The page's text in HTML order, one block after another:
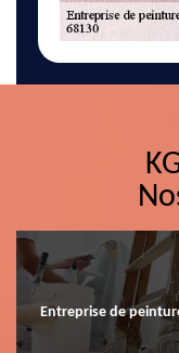
Entreprise de